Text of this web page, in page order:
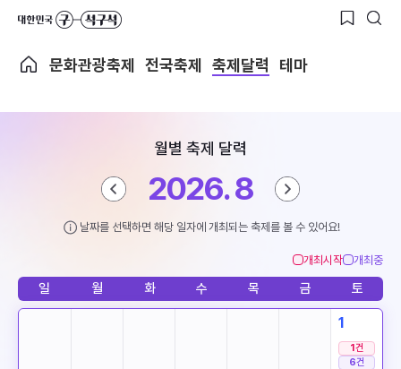
문화관광축제 전국축제 축제달력 테마
월별 축제 달력
2026. 8
날짜를 선택하면 해당 일자에 개최되는 축제를 볼 수 있어요!
개최시작 개최중
일 월 화 수 목 금 토
1
1건
6건